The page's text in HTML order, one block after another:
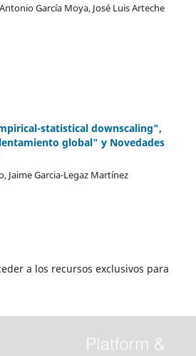
García Moya, José Luis Arteche
statistical downscaling",
global" y Novedades
Jaime Garcia-Legaz Martínez
a los recursos exclusivos para